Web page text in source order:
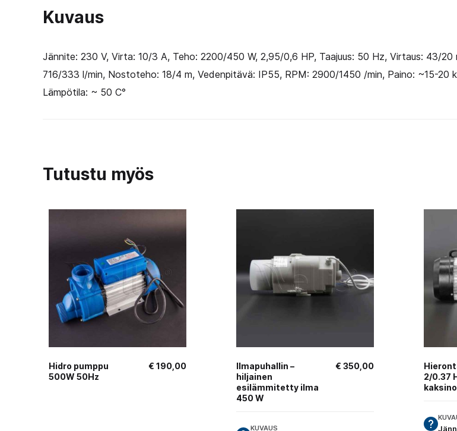
Kuvaus
Jännite: 230 V, Virta: 10/3 A, Teho: 2200/450 W, 2,95/0,6 HP, Taajuus: 50 Hz, Virtaus: 43/20
716/333 l/min, Nostoteho: 18/4 m, Vedenpitävä: IP55, RPM: 2900/1450 /min, Paino: ~15-20
Lämpötila: ~ 50 C°
Tutustu myös
Hidro pumppu
500W 50Hz
€ 190,00
Ilmapuhallin –
hiljainen
esilämmitetty ilma
450 W
€ 350,00
KUVAUS
2/0.37